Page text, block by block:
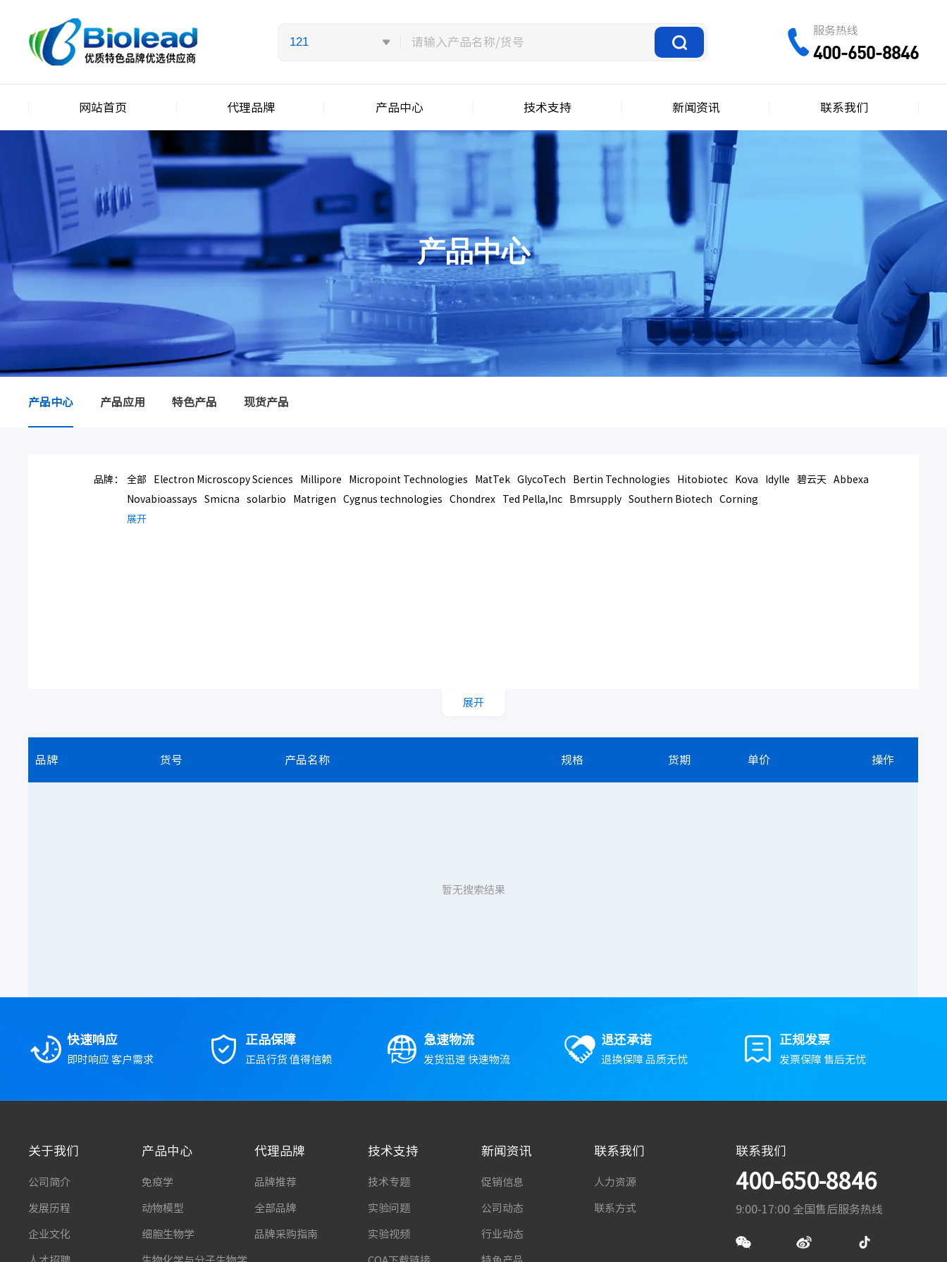
服务热线
400-650-8846
网站首页 代理品牌 产品中心 技术支持 新闻资讯 联系我们
产品中心
产品中心 产品应用 特色产品 现货产品
品牌： 全部 Electron Microscopy Sciences Millipore Micropoint Technologies MatTek GlycoTech Bertin Technologies Hitobiotec Kova Idylle 碧云天
Abbexa
Novabioassays
Smicna solarbio Matrigen Cygnus technologies Chondrex Ted Pella,Inc Bmrsupply Southern Biotech
Corning
展开
展开
品牌 货号 产品名称 规格 货期 单价 操作
暂无搜索结果
快速响应
即时响应 客户需求
正品保障
正品行货 值得信赖
急速物流
发货迅速 快速物流
退还承诺
退换保障 品质无忧
正规发票
发票保障 售后无忧
关于我们
公司简介
发展历程
企业文化
产品中心
免疫学
动物模型
细胞生物学
代理品牌
品牌推荐
全部品牌
品牌采购指南
技术支持
技术专题
实验问题
实验视频
新闻资讯
促销信息
公司动态
行业动态
联系我们
人力资源
联系方式
联系我们
400-650-8846
9:00-17:00 全国售后服务热线